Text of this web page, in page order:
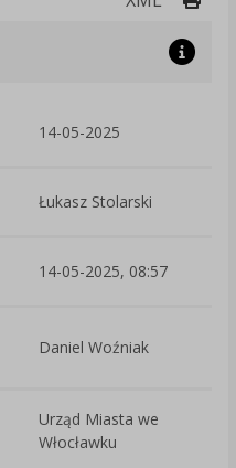
14-05-2025
Łukasz Stolarski
14-05-2025, 08:57
Daniel Woźniak
Urząd Miasta we
Włocławku